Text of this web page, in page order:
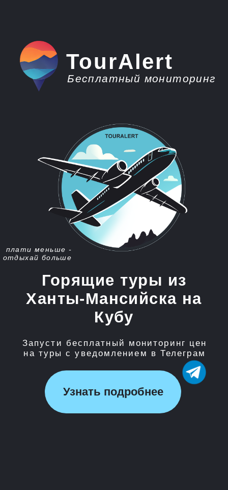
Горящие туры из
Ханты-Мансийска на
Кубу
Запусти бесплатный мониторинг цен
на туры с уведомлением в Телеграм
Узнать подробнее
TourAlert
Бесплатный мониторинг